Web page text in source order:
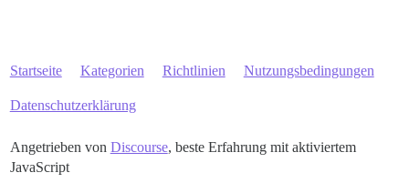
Startseite Kategorien Richtlinien Nutzungsbedingungen
Datenschutzerklärung
Angetrieben von Discourse, beste Erfahrung mit aktiviertem
JavaScript